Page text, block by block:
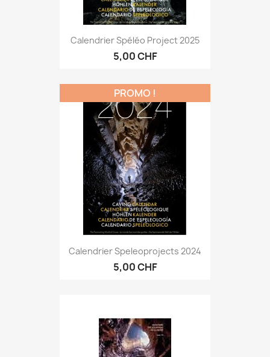
Calendrier Spéléo Project 2025
5,00 CHF
Calendrier Speleoprojects 2024
5,00 CHF
PROMO !